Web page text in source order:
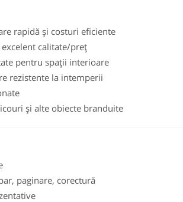
rapidă și costuri eficiente
calitate/preț
pentru spații interioare
rezistente la intemperii
și alte obiecte branduite
paginare, corectură